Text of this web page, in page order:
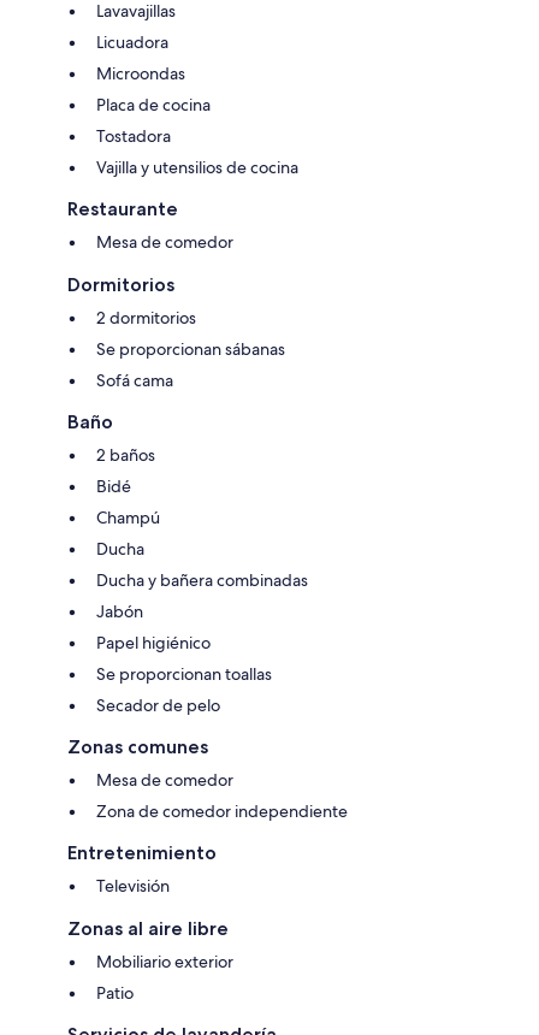
Lavavajillas
Licuadora
Microondas
Placa de cocina
Tostadora
Vajilla y utensilios de cocina
Restaurante
Mesa de comedor
Dormitorios
2 dormitorios
Se proporcionan sábanas
Sofá cama
Baño
2 baños
Bidé
Champú
Ducha
Ducha y bañera combinadas
Jabón
Papel higiénico
Se proporcionan toallas
Secador de pelo
Zonas comunes
Mesa de comedor
Zona de comedor independiente
Entretenimiento
Televisión
Zonas al aire libre
Mobiliario exterior
Patio